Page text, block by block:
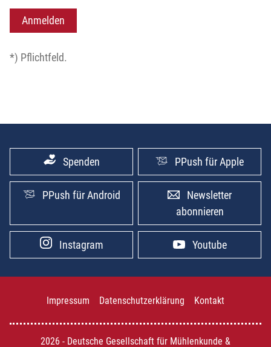
*) Pflichtfeld.
Spenden PPush für Apple
PPush für Android
Newsletter
abonnieren
Instagram Youtube
2026 - Deutsche Gesellschaft für Mühlenkunde &
Impressum Datenschutzerklärung Kontakt